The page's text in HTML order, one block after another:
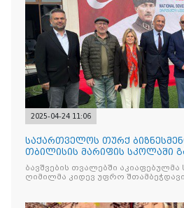
2025-04-24 11:06
საქართველოს თურქ
თბილისის მარიფის სკოლაში
აპრილის ეროვნული სუვერე
ბავშვების თვალებში
ღიმილმა კიდევ უფრო შთამბეჭდავი